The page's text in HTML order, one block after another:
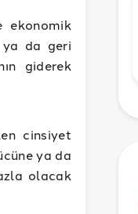
ekonomik
ya da geri
giderek
cinsiyet
ya da
olacak